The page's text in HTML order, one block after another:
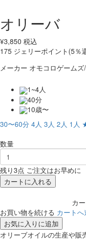
オリーバ
¥3,850 税込
175 ジェリーポイント(5％
メーカー オモコロゲーム
1~4人
40分
10歳〜
30〜60分 4人 3人 2人 1人
数量
残り3点 ご注文はお早めに
カートに入れる
カ
お買い物を続ける カート
お気に入りに追加
オリーブオイルの生産や販